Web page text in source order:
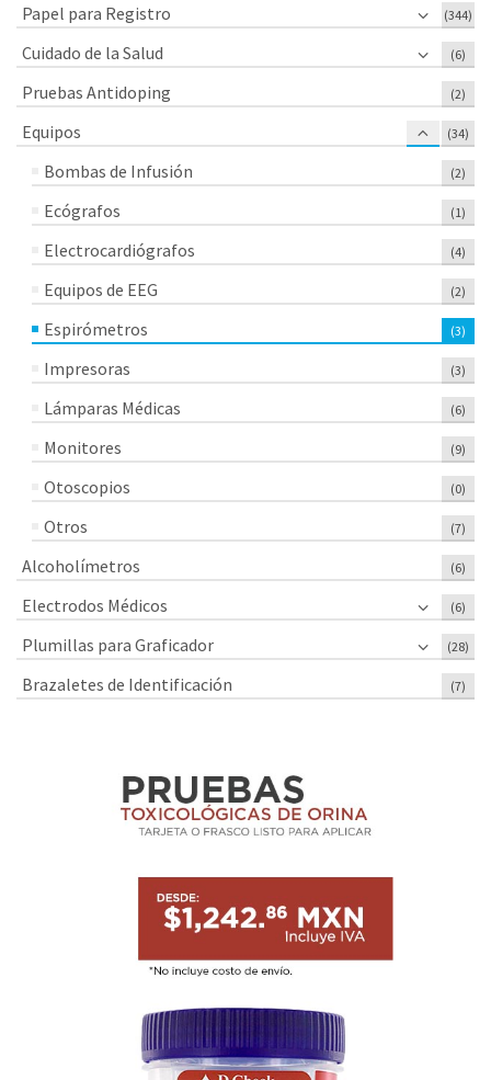
Papel para Registro (344)
Cuidado de la Salud (6)
Pruebas Antidoping (2)
Equipos (34)
Bombas de Infusión (2)
Ecógrafos (1)
Electrocardiógrafos (4)
Equipos de EEG (2)
Espirómetros (3)
Impresoras (3)
Lámparas Médicas (6)
Monitores (9)
Otoscopios (0)
Otros (7)
Alcoholímetros (6)
Electrodos Médicos (6)
Plumillas para Graficador (28)
Brazaletes de Identificación (7)